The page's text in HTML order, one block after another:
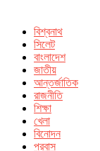
বিশ্বনাথ
সিলেট
বাংলাদেশ
জাতীয়
আন্তর্জাতিক
রাজনীতি
শিক্ষা
খেলা
বিনোদন
প্রবাস